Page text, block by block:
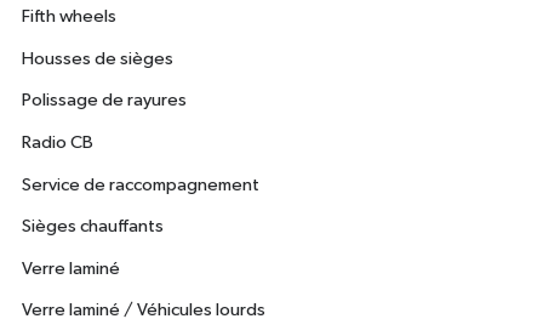
Fifth wheels
Housses de sièges
Polissage de rayures
Radio CB
Service de raccompagnement
Sièges chauffants
Verre laminé
Verre laminé / Véhicules lourds